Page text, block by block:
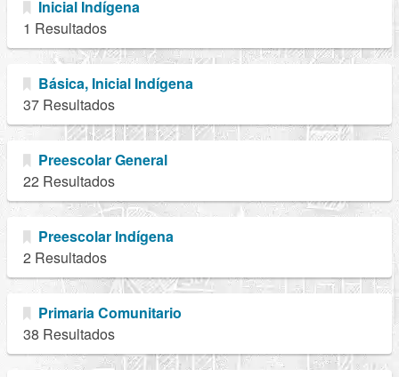
Inicial Indígena
1 Resultados
Básica, Inicial Indígena
37 Resultados
Preescolar General
22 Resultados
Preescolar Indígena
2 Resultados
Primaria Comunitario
38 Resultados